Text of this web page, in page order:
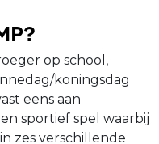
op school,
koningsdag
eens aan
sportief spel waarbij
zes verschillende